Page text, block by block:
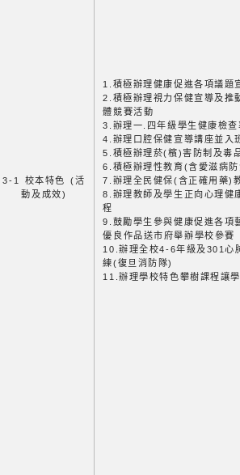
3-1 校本特色 (活
動及成效)
1.積極辦理健康促進各項議題
2.積極辦理視力保健宣導及推
體競賽活動
3.辦理一.四年級學生健康檢
4.辦理口腔保健宣導講座並入
5.積極辦理菸(檳)害防制及毒
6.積極辦理性教育(含愛滋病
7.辦理全民健保(含正確用藥)
8.辦理教師及學生正向心理健
程
9.鼓勵學生參與健康促進各項
優良作品送市府舉辦學校參賽
10.辦理全校4-6年級及301心
練(復旦消防隊)
11.辦理學校特色攀樹課程讓